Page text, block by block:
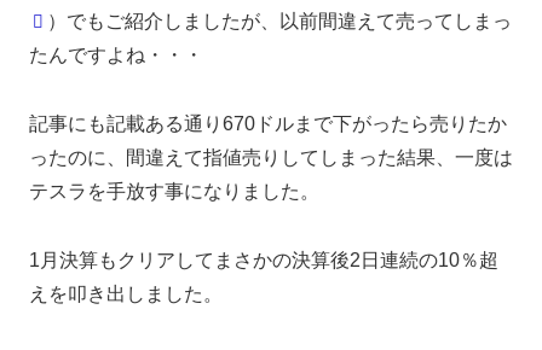
）でもご紹介しましたが、以前間違えて売ってしまっ
たんですよね・・・
記事にも記載ある通り670ドルまで下がったら売りたか
ったのに、間違えて指値売りしてしまった結果、一度は
テスラを手放す事になりました。
1月決算もクリアしてまさかの決算後2日連続の10％超
えを叩き出しました。